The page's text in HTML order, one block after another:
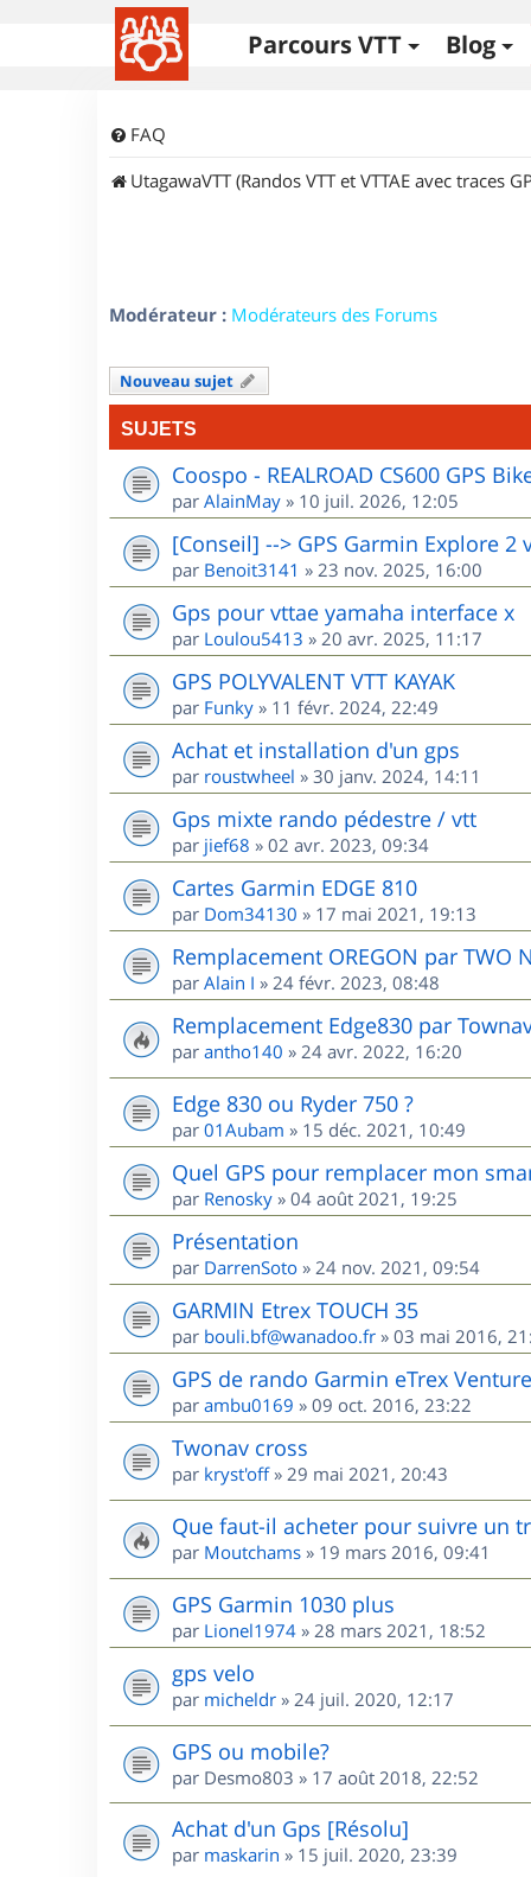
Parcours VTT Blog
FAQ
UtagawaVTT (Randos VTT et VTTAE avec traces
Modérateur : Modérateurs des Forums
Nouveau sujet
SUJETS
Coospo - REALROAD CS600 GPS
par AlainMay » 10 juil. 2026, 12:05
[Conseil] --> GPS Garmin Explore 2
par Benoit3141 » 23 nov. 2025, 16:00
Gps pour vttae yamaha interface x
par Loulou5413 » 20 avr. 2025, 11:17
GPS POLYVALENT VTT KAYAK
par Funky » 11 févr. 2024, 22:49
Achat et installation d'un gps
par roustwheel » 30 janv. 2024, 14:11
Gps mixte rando pédestre / vtt
par jief68 » 02 avr. 2023, 09:34
Cartes Garmin EDGE 810
par Dom34130 » 17 mai 2021, 19:13
Remplacement OREGON par TWO
par Alain I » 24 févr. 2023, 08:48
Remplacement Edge830 par
par antho140 » 24 avr. 2022, 16:20
Edge 830 ou Ryder 750 ?
par 01Aubam » 15 déc. 2021, 10:49
Quel GPS pour remplacer mon
par Renosky » 04 août 2021, 19:25
Présentation
par DarrenSoto » 24 nov. 2021, 09:54
GARMIN Etrex TOUCH 35
par bouli.bf@wanadoo.fr » 03 mai 2016,
GPS de rando Garmin eTrex
par ambu0169 » 09 oct. 2016, 23:22
Twonav cross
par kryst'off» 29 mai 2021, 20:43
Que faut-il acheter pour suivre un
par Moutchams » 19 mars 2016, 09:41
GPS Garmin 1030 plus
par Lionel1974 » 28 mars 2021, 18:52
gps velo
par micheldr » 24 juil. 2020, 12:17
GPS ou mobile?
par Desmo803 » 17 août 2018, 22:52
Achat d'un Gps [Résolu]
par maskarin » 15 juil. 2020, 23:39